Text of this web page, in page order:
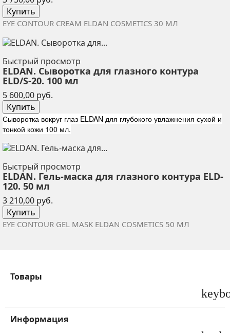
Купить
EYE CONTOUR CREAM ELDAN COSMETICS 30 МЛ
Быстрый просмотр
ELDAN. Сыворотка для глазного контура
ELD/S-20. 100 мл
5 600,00 руб.
Купить
Сыворотка вокруг глаз ELDAN для глубокого увлажнения сухой и
тонкой кожи 100 мл.
Быстрый просмотр
ELDAN. Гель-маска для глазного контура ELD-
120. 50 мл
3 210,00 руб.
Купить
EYE CONTOUR GEL MASK ELDAN COSMETICS 50 МЛ
Товары
Информация